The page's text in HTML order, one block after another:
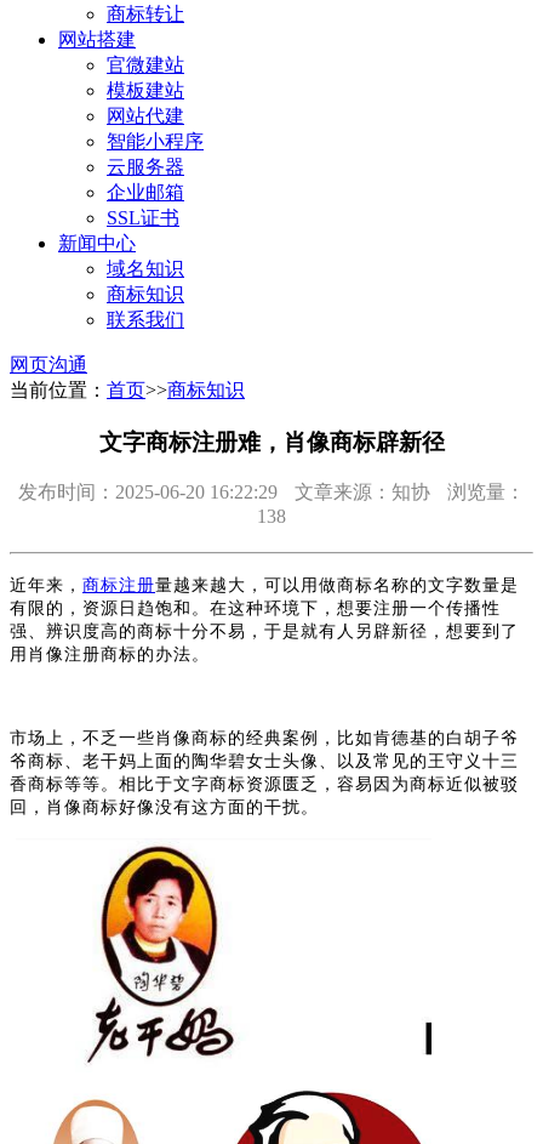
商标转让
网站搭建
官微建站
模板建站
网站代建
智能小程序
云服务器
企业邮箱
SSL证书
新闻中心
域名知识
商标知识
联系我们
网页沟通
当前位置： 首页>>商标知识
文字商标注册难，肖像商标辟新径
发布时间：2025-06-20 16:22:29 文章来源：知协
浏览量：
138
近年来， 商标注册量越来越大，可以用做商标名称的文字数量是
有限的，资源日趋饱和。在这种环境下，想要注册一个传播性
强、辨识度高的商标十分不易，于是就有人另辟新径，想要到了
用肖像注册商标的办法。
市场上，不乏一些肖像商标的经典案例，比如肯德基的白胡子爷
爷商标、老干妈上面的陶华碧女士头像、以及常见的王守义十三
香商标等等。相比于文字商标资源匮乏，容易因为商标近似被驳
回，肖像商标好像没有这方面的干扰。